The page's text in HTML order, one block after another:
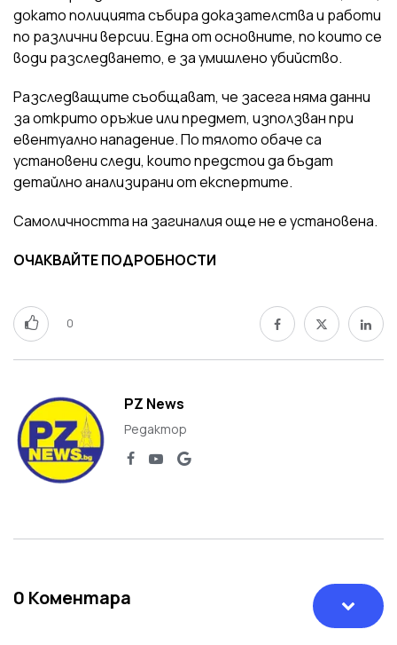
докато полицията събира доказателства и работи
по различни версии. Една от основните, по които се
води разследването, е за умишлено убийство.
Разследващите съобщават, че засега няма данни
за открито оръжие или предмет, използван при
евентуално нападение. По тялото обаче са
установени следи, които предстои да бъдат
детайлно анализирани от експертите.
Самоличността на загиналия още не е установена.
ОЧАКВАЙТЕ ПОДРОБНОСТИ
0
PZ News
Редактор
0 Коментара